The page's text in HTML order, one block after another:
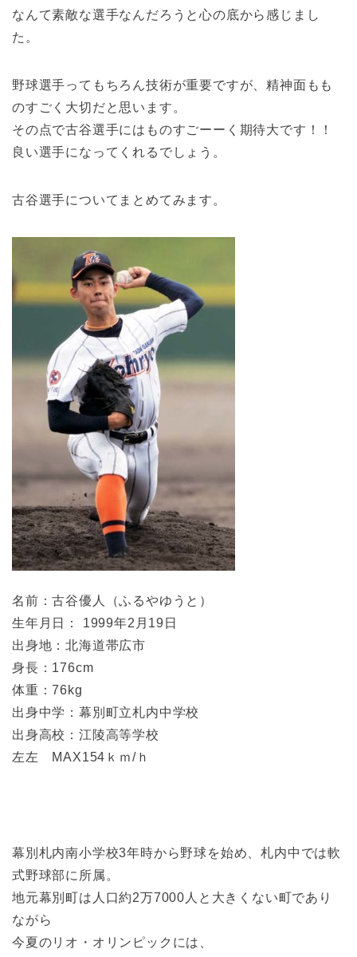
なんて素敵な選手なんだろうと心の底から感じまし
た。
野球選手ってもちろん技術が重要ですが、精神面もも
のすごく大切だと思います。
その点で古谷選手にはものすごーーく期待大です！！
良い選手になってくれるでしょう。
古谷選手についてまとめてみます。
名前：古谷優人（ふるやゆうと）
生年月日： 1999年2月19日
出身地：北海道帯広市
身長：176cm
体重：76kg
出身中学：幕別町立札内中学校
出身高校：江陵高等学校
左左 MAX154ｋｍ/ｈ
幕別札内南小学校3年時から野球を始め、札内中では軟
式野球部に所属。
地元幕別町は人口約2万7000人と大きくない町であり
ながら
今夏のリオ・オリンピックには、